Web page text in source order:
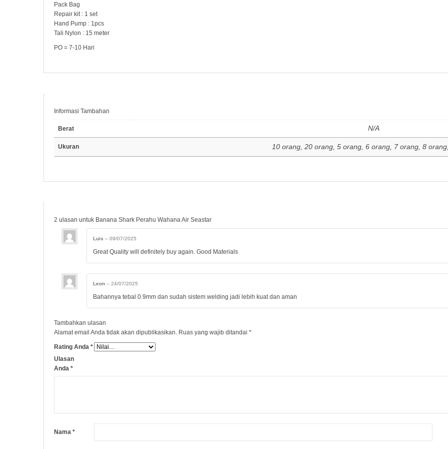
Pack Bag
Repair kit : 1 set
Hand Pump : 1pcs
Tali Nylon : 15 meter
PO = 7-10 Hari
Informasi Tambahan
Berat N/A
Ukuran 10 orang, 20 orang, 5 orang, 6 orang, 7 orang, 8
2 ulasan untuk Banana Shark Perahu Wahana Air Seastar
Luis – 09/07/2025
Great Quality will definitely buy again. Good Materials
Leon – 24/07/2025
Bahannya tebal 0.9mm dan sudah sistem welding jadi lebih kuat dan aman
Tambahkan ulasan
Alamat email Anda tidak akan dipublikasikan. Ruas yang wajib ditandai *
Rating Anda *
Ulasan
Anda *
Nama *